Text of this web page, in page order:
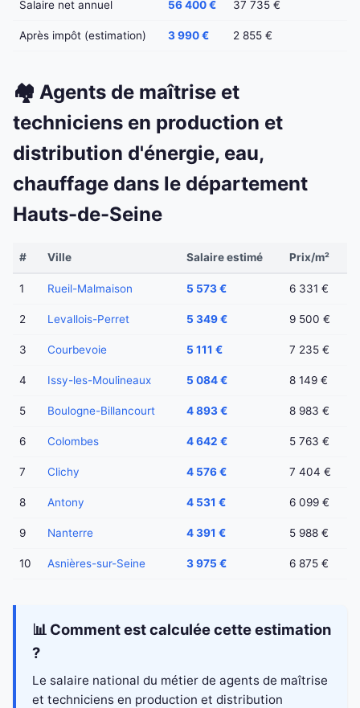
Salaire net annuel 56 400 € 37 735 €
Après impôt (estimation) 3 990 € 2 855 €
🏘️ Agents de maîtrise et
techniciens en production et
distribution d'énergie, eau,
chauffage dans le département
Hauts-de-Seine
# Ville Salaire estimé Prix/m²
1 Rueil-Malmaison 5 573 € 6 331 €
2 Levallois-Perret 5 349 € 9 500 €
3 Courbevoie 5 111 € 7 235 €
4 Issy-les-Moulineaux 5 084 € 8 149 €
5 Boulogne-Billancourt 4 893 € 8 983 €
6 Colombes 4 642 € 5 763 €
7 Clichy 4 576 € 7 404 €
8 Antony 4 531 € 6 099 €
9 Nanterre 4 391 € 5 988 €
10 Asnières-sur-Seine 3 975 € 6 875 €
📊 Comment est calculée cette estimation
?
Le salaire national du métier de agents de maîtrise
et techniciens en production et distribution